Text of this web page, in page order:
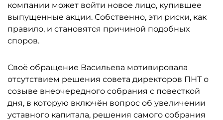
компании может войти новое лицо, купившее
выпущенные акции. Собственно, эти риски, как
правило, и становятся причиной подобных
споров.
Своё обращение Васильева мотивировала
отсутствием решения совета директоров ПНТ о
созыве внеочередного собрания с повесткой
дня, в которую включён вопрос об увеличении
уставного капитала, решения самого собрания